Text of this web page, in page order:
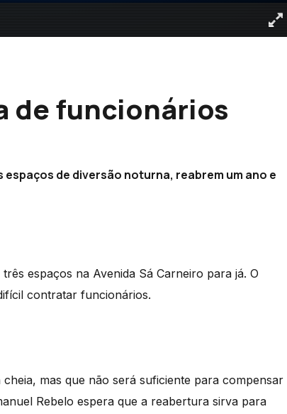
de funcionários
de diversão noturna, reabrem um ano e
espaços na Avenida Sá Carneiro para já. O
contratar funcionários.
mas que não será suficiente para compensar
Rebelo espera que a reabertura sirva para